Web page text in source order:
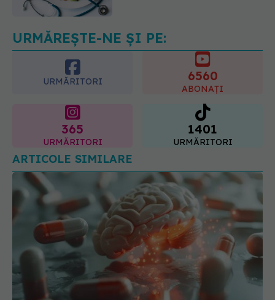
URMĂREȘTE-NE ȘI PE:
URMĂRITORI 6560
ABONAȚI
365
URMĂRITORI
1401
URMĂRITORI
ARTICOLE SIMILARE